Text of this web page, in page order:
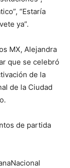
“Estaría
ya”.
MX, Alejandra
que se celebró
de la
de la Ciudad
de partida